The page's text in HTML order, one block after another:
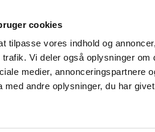
cookies
tilpasse vores indhold og
Vi deler også oplysninger
medier, annonceringspartnere
med andre oplysninger, du har
og
Tilskud og